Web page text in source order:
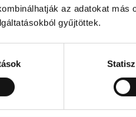
az adatokat más
gyűjtöttek.